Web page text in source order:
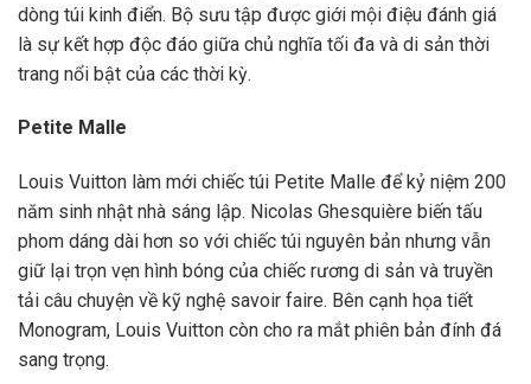
dòng túi kinh điển. Bộ sưu tập được giới mội điệu đánh giá
là sự kết hợp độc đáo giữa chủ nghĩa tối đa và di sản thời
trang nổi bật của các thời kỳ.
Petite Malle
Louis Vuitton làm mới chiếc túi Petite Malle để kỷ niệm 200
năm sinh nhật nhà sáng lập. Nicolas Ghesquière biến tấu
phom dáng dài hơn so với chiếc túi nguyên bản nhưng vẫn
giữ lại trọn vẹn hình bóng của chiếc rương di sản và truyền
tải câu chuyện về kỹ nghệ savoir faire. Bên cạnh họa tiết
Monogram, Louis Vuitton còn cho ra mắt phiên bản đính đá
sang trọng.